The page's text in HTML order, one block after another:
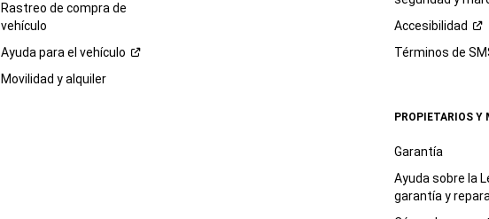
Rastreo de compra de
vehículo
Ayuda para el vehículo
Movilidad y alquiler
Accesibilidad
Términos de
PROPIETARIOS Y
Garantía
Ayuda sobre la
garantía y